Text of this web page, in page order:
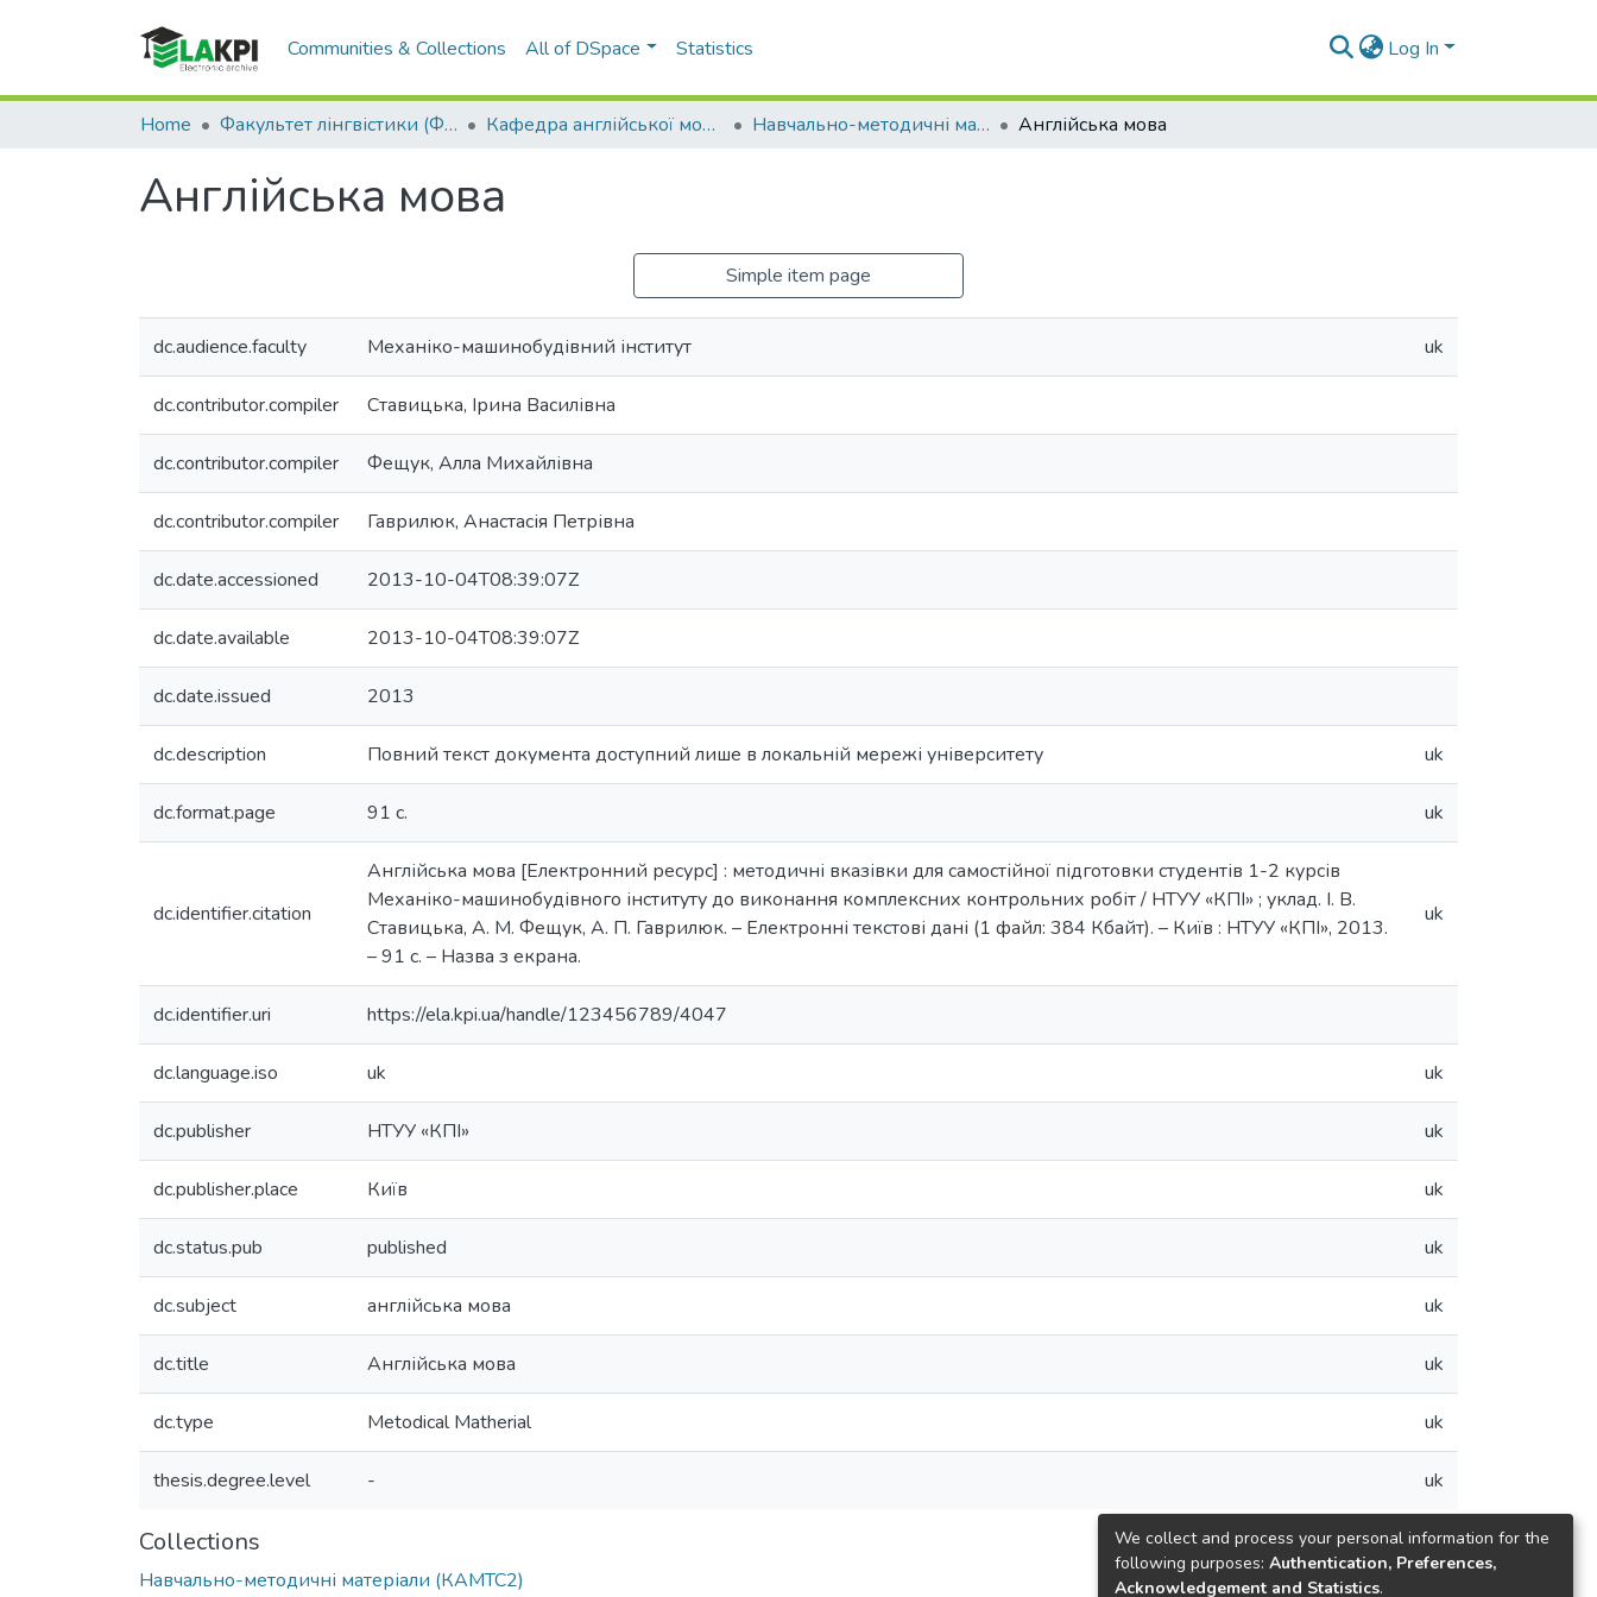
Communities & Collections All of DSpace Statistics Log In
Home Факультет лінгвістики (ФЛ) Кафедра англійської мови технічного спрямування №2 (КАМТС2) Навчально-методичні матеріали (КАМТС2) Англійська мова
Англійська мова
Simple item page
dc.audience.faculty Механіко-машинобудівний інститут uk
dc.contributor.compiler Ставицька, Ірина Василівна
dc.contributor.compiler Фещук, Алла Михайлівна
dc.contributor.compiler Гаврилюк, Анастасія Петрівна
dc.date.accessioned 2013-10-04T08:39:07Z
dc.date.available 2013-10-04T08:39:07Z
dc.date.issued 2013
dc.description Повний текст документа доступний лише в локальній мережі університету uk
dc.format.page 91 с. uk
dc.identifier.citation
Англійська мова [Електронний ресурс] : методичні вказівки для самостійної підготовки студентів 1-2 курсів
Механіко-машинобудівного інституту до виконання комплексних контрольних робіт / НТУУ «КПІ» ; уклад. І. В.
Ставицька, А. М. Фещук, А. П. Гаврилюк. – Електронні текстові дані (1 файл: 384 Кбайт). – Київ : НТУУ «КПІ», 2013.
– 91 с. – Назва з екрана.
uk
dc.identifier.uri https://ela.kpi.ua/handle/123456789/4047
dc.language.iso uk uk
dc.publisher НТУУ «КПІ» uk
dc.publisher.place Київ uk
dc.status.pub published uk
dc.subject англійська мова uk
dc.title Англійська мова uk
dc.type Metodical Matherial uk
thesis.degree.level - uk
Collections
Навчально-методичні матеріали (КАМТС2)
We collect and process your personal information for the
following purposes: Authentication, Preferences,
Acknowledgement and Statistics.